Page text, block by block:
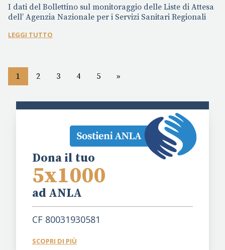
I dati del Bollettino sul monitoraggio delle Liste di Attesa
dell’ Agenzia Nazionale per i Servizi Sanitari Regionali
LEGGI TUTTO
1 2 3 4 5 »
Dona il tuo
5x1000
ad ANLA
CF 80031930581
SCOPRI DI PIÙ